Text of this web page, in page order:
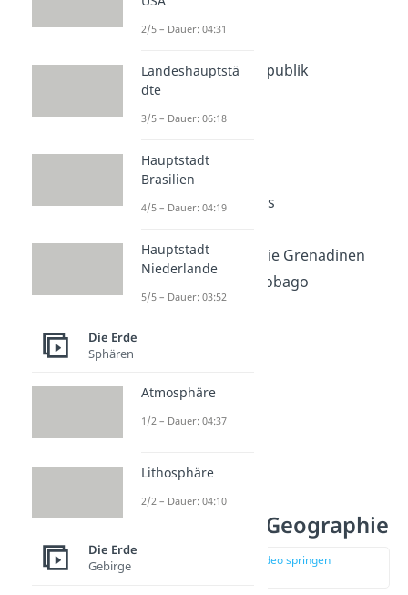
Dominikanische Republik
Grenada
Haiti
Kuba
Saint Kitts und Nevis
Saint Vincent und die Grenadinen
und Trinidad und Tobago
Mittelamerika Geographie
zur Stelle im Video springen
2/5 – Dauer: 04:31
Landeshauptstä
dte
3/5 – Dauer: 06:18
Hauptstadt
Brasilien
4/5 – Dauer: 04:19
Hauptstadt
Niederlande
5/5 – Dauer: 03:52
Die Erde
Sphären
Atmosphäre
1/2 – Dauer: 04:37
Lithosphäre
2/2 – Dauer: 04:10
Die Erde
Gebirge